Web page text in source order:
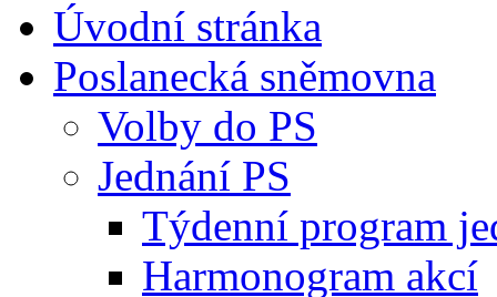
Úvodní stránka
Poslanecká sněmovna
Volby do PS
Jednání PS
Týdenní program
Harmonogram akcí